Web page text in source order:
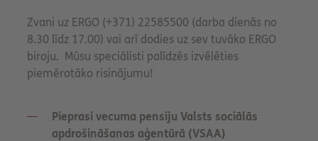
Zvani uz ERGO (+371) 22585500 (darba dienās no
8.30 līdz 17.00) vai arī dodies uz sev tuvāko ERGO
biroju. Mūsu speciālisti palīdzēs izvēlēties
piemērotāko risinājumu!
Pieprasi vecuma pensiju Valsts sociālās
apdrošināšanas aģentūrā (VSAA)